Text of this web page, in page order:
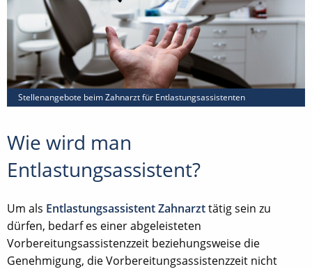
Stellenangebote beim Zahnarzt für Entlastungsassistenten
Wie wird man
Entlastungsassistent?
Um als Entlastungsassistent Zahnarzttätig sein zu
dürfen, bedarf es einer abgeleisteten
Vorbereitungsassistenzzeit beziehungsweise die
Genehmigung, die Vorbereitungsassistenzzeit nicht